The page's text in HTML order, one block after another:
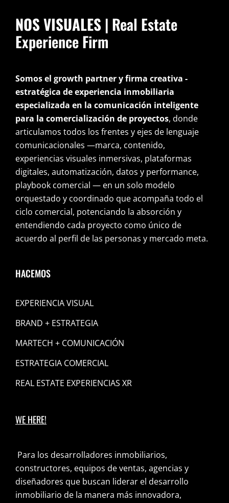
NOS VISUALES| Real Estate
Experience Firm
Somos el growth partner y firma creativa -
estratégica de experiencia inmobiliaria
especializada en la comunicación inteligente
para la comercialización de proyectos, donde
articulamos todos los frentes y ejes de lenguaje
comunicacionales —marca, contenido,
experiencias visuales inmersivas, plataformas
digitales, automatización, datos y performance,
playbook comercial — en un solo modelo
orquestado y coordinado que acompaña todo el
ciclo comercial, potenciando la absorción y
entendiendo cada proyecto como único de
acuerdo al perfil de las personas y mercado meta.
HACEMOS
EXPERIENCIA VISUAL
BRAND + ESTRATEGIA
MARTECH + COMUNICACIÓN
ESTRATEGIA COMERCIAL
REAL ESTATE EXPERIENCIAS XR
WE HERE!
Para los desarrolladores inmobiliarios,
constructores, equipos de ventas, agencias y
diseñadores que buscan liderar el desarrollo
inmobiliario de la manera más innovadora,